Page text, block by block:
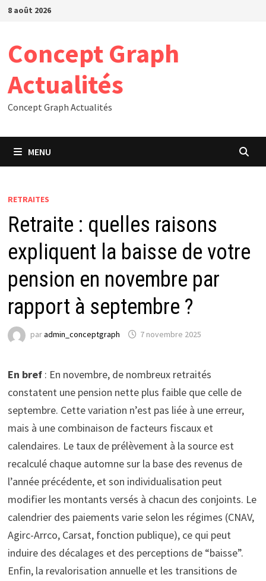
Passer
8 août 2026
Concept Graph
Actualités
Concept Graph Actualités
MENU
RETRAITES
Retraite : quelles raisons
expliquent la baisse de votre
pension en novembre par
rapport à septembre ?
paradmin_conceptgraph 7 novembre 2025
En bref: En novembre, de nombreux retraités
constatent une pension nette plus faible que celle de
septembre. Cette variation n’est pas liée à une erreur,
mais à une combinaison de facteurs fiscaux et
calendaires. Le taux de prélèvement à la source est
recalculé chaque automne sur la base des revenus de
l’année précédente, et son individualisation peut
modifier les montants versés à chacun des conjoints. Le
calendrier des paiements varie selon les régimes (CNAV,
Agirc-Arrco, Carsat, fonction publique), ce qui peut
induire des décalages et des perceptions de “baisse”.
Enfin, la revalorisation annuelle et les transitions de